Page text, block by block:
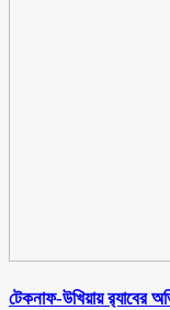
টেকনাফ-উখিয়ায় র‌্যাবের